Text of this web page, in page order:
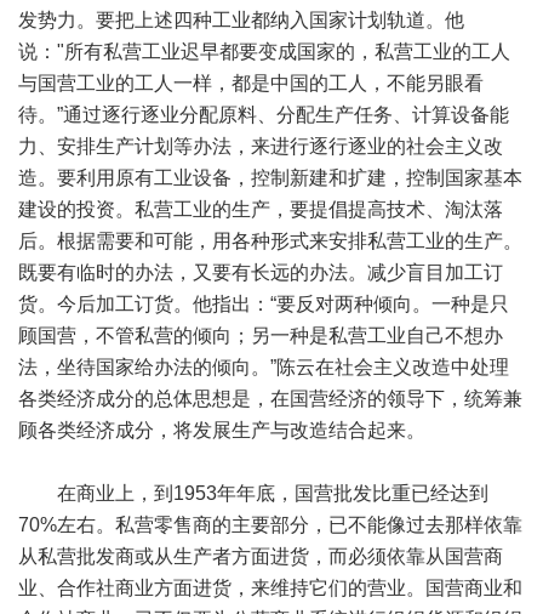
发势力。要把上述四种工业都纳入国家计划轨道。他
说："所有私营工业迟早都要变成国家的，私营工业的工人
与国营工业的工人一样，都是中国的工人，不能另眼看
待。”通过逐行逐业分配原料、分配生产任务、计算设备能
力、安排生产计划等办法，来进行逐行逐业的社会主义改
造。要利用原有工业设备，控制新建和扩建，控制国家基本
建设的投资。私营工业的生产，要提倡提高技术、淘汰落
后。根据需要和可能，用各种形式来安排私营工业的生产。
既要有临时的办法，又要有长远的办法。减少盲目加工订
货。今后加工订货。他指出：“要反对两种倾向。一种是只
顾国营，不管私营的倾向；另一种是私营工业自己不想办
法，坐待国家给办法的倾向。”陈云在社会主义改造中处理
各类经济成分的总体思想是，在国营经济的领导下，统筹兼
顾各类经济成分，将发展生产与改造结合起来。
在商业上，到1953年年底，国营批发比重已经达到
70%左右。私营零售商的主要部分，已不能像过去那样依靠
从私营批发商或从生产者方面进货，而必须依靠从国营商
业、合作社商业方面进货，来维持它们的营业。国营商业和